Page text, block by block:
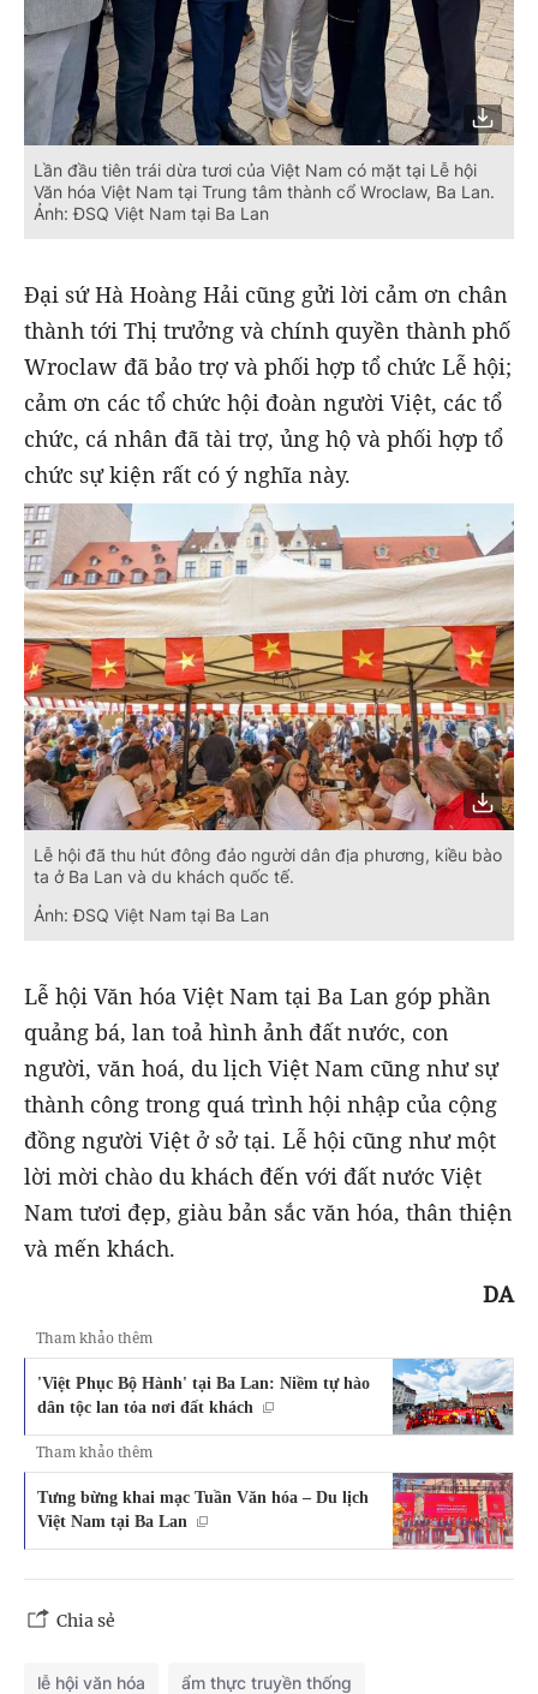
Lần đầu tiên trái dừa tươi của Việt Nam có mặt tại Lễ hội
Văn hóa Việt Nam tại Trung tâm thành cổ Wroclaw, Ba Lan.
Ảnh: ĐSQ Việt Nam tại Ba Lan
Đại sứ Hà Hoàng Hải cũng gửi lời cảm ơn chân
thành tới Thị trưởng và chính quyền thành phố
Wroclaw đã bảo trợ và phối hợp tổ chức Lễ hội;
cảm ơn các tổ chức hội đoàn người Việt, các tổ
chức, cá nhân đã tài trợ, ủng hộ và phối hợp tổ
chức sự kiện rất có ý nghĩa này.
Lễ hội đã thu hút đông đảo người dân địa phương, kiều bào
ta ở Ba Lan và du khách quốc tế.
Ảnh: ĐSQ Việt Nam tại Ba Lan
Lễ hội Văn hóa Việt Nam tại Ba Lan góp phần
quảng bá, lan toả hình ảnh đất nước, con
người, văn hoá, du lịch Việt Nam cũng như sự
thành công trong quá trình hội nhập của cộng
đồng người Việt ở sở tại. Lễ hội cũng như một
lời mời chào du khách đến với đất nước Việt
Nam tươi đẹp, giàu bản sắc văn hóa, thân thiện
và mến khách.
DA
Tham khảo thêm
'Việt Phục Bộ Hành' tại Ba Lan: Niềm tự hào
dân tộc lan tỏa nơi đất khách
Tham khảo thêm
Tưng bừng khai mạc Tuần Văn hóa – Du lịch
Việt Nam tại Ba Lan
Chia sẻ
lễ hội văn hóa ẩm thực truyền thống